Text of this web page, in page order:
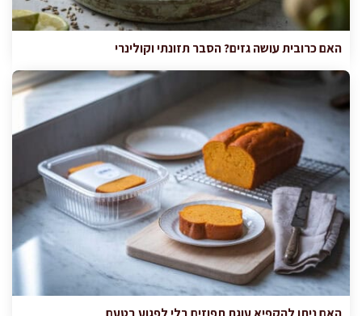
האם כרובית עושה גזים? הסבר תזונתי וקולינרי